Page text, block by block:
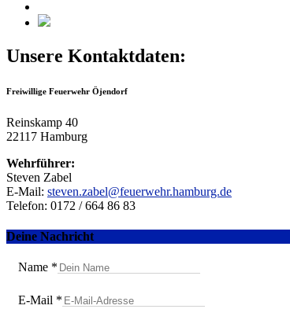
Unsere Kontaktdaten:
Freiwillige Feuerwehr Öjendorf
Reinskamp 40
22117 Hamburg
Wehrführer:
Steven Zabel
E-Mail: steven.zabel@feuerwehr.hamburg.de
Telefon: 0172 / 664 86 83
Deine Nachricht
Name *
E-Mail *